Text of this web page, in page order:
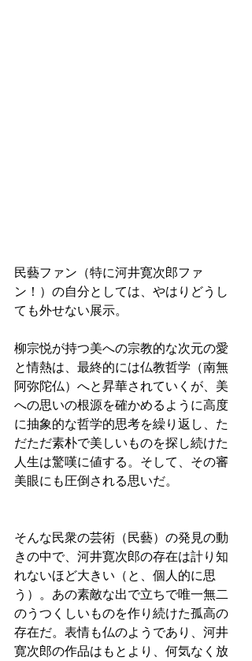
民藝ファン（特に河井寛次郎ファ
ン！）の自分としては、やはりどうし
ても外せない展示。
柳宗悦が持つ美への宗教的な次元の愛
と情熱は、最終的には仏教哲学（南無
阿弥陀仏）へと昇華されていくが、美
への思いの根源を確かめるように高度
に抽象的な哲学的思考を繰り返し、た
だただ素朴で美しいものを探し続けた
人生は驚嘆に値する。そして、その審
美眼にも圧倒される思いだ。
そんな民衆の芸術（民藝）の発見の動
きの中で、河井寛次郎の存在は計り知
れないほど大きい（と、個人的に思
う）。あの素敵な出で立ちで唯一無二
のうつくしいものを作り続けた孤高の
存在だ。表情も仏のようであり、河井
寛次郎の作品はもとより、何気なく放